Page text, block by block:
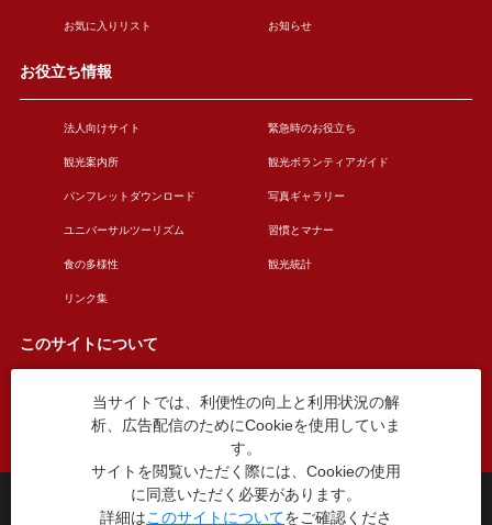
お気に入りリスト お知らせ
お役立ち情報
法人向けサイト 緊急時のお役立ち
観光案内所 観光ボランティアガイド
パンフレットダウンロード 写真ギャラリー
ユニバーサルツーリズム 習慣とマナー
食の多様性 観光統計
リンク集
このサイトについて
このサイトについて 広告掲載について
お問い合わせ
台東区役所観光課
〒110-8615 東京都台東区東上野4丁目5番6号
当サイトでは、利便性の向上と利用状況の解
析、広告配信のためにCookieを使用していま
す。
サイトを閲覧いただく際には、Cookieの使用
に同意いただく必要があります。
詳細はこのサイトについてをご確認くださ